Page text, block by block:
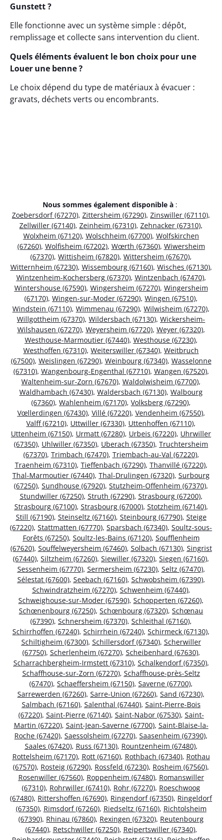
Gunstett ?
Elle fonctionne avec un système simple : dépôt,
remplissage et collecte sans intervention du client.
Quels éléments évaluent le bon choix pour une
Louer une benne ?
Le choix dépend du type de matériaux à évacuer :
gravats, déchets verts ou encombrants.
Nous sommes également disponible à :
Zoebersdorf (67270), Zittersheim (67290), Zinswiller (67110),
Zellwiller (67140), Zeinheim (67310), Zehnacker (67310),
Wolxheim (67120), Wolschheim (67700), Wolfskirchen
(67260), Wolfisheim (67202), Wœrth (67360), Wiwersheim
(67370), Wittisheim (67820), Wittersheim (67670),
Witternheim (67230), Wissembourg (67160), Wisches (67130),
Wintzenheim-Kochersberg (67370), Wintzenbach (67470),
Wintershouse (67590), Wingersheim (67270), Wingersheim
(67170), Wingen-sur-Moder (67290), Wingen (67510),
Windstein (67110), Wimmenau (67290), Wilwisheim (67270),
Willgottheim (67370), Wildersbach (67130), Wickersheim-
Wilshausen (67270), Weyersheim (67720), Weyer (67320),
Westhouse-Marmoutier (67440), Westhouse (67230),
Westhoffen (67310), Weiterswiller (67340), Weitbruch
(67500), Weislingen (67290), Weinbourg (67340), Wasselonne
(67310), Wangenbourg-Engenthal (67710), Wangen (67520),
Waltenheim-sur-Zorn (67670), Waldolwisheim (67700),
Waldhambach (67430), Waldersbach (67130), Walbourg
(67360), Wahlenheim (67170), Volksberg (67290),
Vœllerdingen (67430), Villé (67220), Vendenheim (67550),
Valff (67210), Uttwiller (67330), Uttenhoffen (67110),
Uttenheim (67150), Urmatt (67280), Urbeis (67220), Uhrwiller
(67350), Uhlwiller (67350), Uberach (67350), Truchtersheim
(67370), Trimbach (67470), Triembach-au-Val (67220),
Traenheim (67310), Tieffenbach (67290), Thanvillé (67220),
Thal-Marmoutier (67440), Thal-Drulingen (67320), Surbourg
(67250), Sundhouse (67920), Stutzheim-Offenheim (67370),
Stundwiller (67250), Struth (67290), Strasbourg (67200),
Strasbourg (67100), Strasbourg (67000), Stotzheim (67140),
Still (67190), Steinseltz (67160), Steinbourg (67790), Steige
(67220), Stattmatten (67770), Sparsbach (67340), Soultz-sous-
Forêts (67250), Soultz-les-Bains (67120), Soufflenheim
(67620), Souffelweyersheim (67460), Solbach (67130), Singrist
(67440), Siltzheim (67260), Siewiller (67320), Siegen (67160),
Sessenheim (67770), Sermersheim (67230), Seltz (67470),
Sélestat (67600), Seebach (67160), Schwobsheim (67390),
Schwindratzheim (67270), Schwenheim (67440),
Schweighouse-sur-Moder (67590), Schopperten (67260),
Schœnenbourg (67250), Schœnbourg (67320), Schœnau
(67390), Schnersheim (67370), Schleithal (67160),
Schirrhoffen (67240), Schirrhein (67240), Schirmeck (67130),
Schiltigheim (67300), Schillersdorf (67340), Scherwiller
(67750), Scherlenheim (67270), Scheibenhard (67630),
Scharrachbergheim-Irmstett (67310), Schalkendorf (67350),
Schaffhouse-sur-Zorn (67270), Schaffhouse-près-Seltz
(67470), Schaeffersheim (67150), Saverne (67700),
Sarrewerden (67260), Sarre-Union (67260), Sand (67230),
Salmbach (67160), Salenthal (67440), Saint-Pierre-Bois
(67220), Saint-Pierre (67140), Saint-Nabor (67530), Saint-
Martin (67220), Saint-Jean-Saverne (67700), Saint-Blaise-la-
Roche (67420), Saessolsheim (67270), Saasenheim (67390),
Saales (67420), Russ (67130), Rountzenheim (67480),
Rottelsheim (67170), Rott (67160), Rothbach (67340), Rothau
(67570), Rosteig (67290), Rossfeld (67230), Rosheim (67560),
Rosenwiller (67560), Roppenheim (67480), Romanswiller
(67310), Rohrwiller (67410), Rohr (67270), Roeschwoog
(67480), Rittershoffen (67690), Ringendorf (67350), Ringeldorf
(67350), Rimsdorf (67260), Riedseltz (67160), Richtolsheim
(67390), Rhinau (67860), Rexingen (67320), Reutenbourg
(67440), Retschwiller (67250), Reipertswiller (67340),